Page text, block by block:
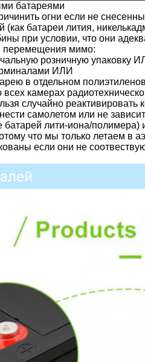
батареями
огни если не
(как батареи лития,
при условии, что они
перемещения мимо:
розничную упаковку
ИЛИ
в отдельном
камерах
случайно реактивировать
самолетом или не
лити-иона/
что мы только летаем в
если они не